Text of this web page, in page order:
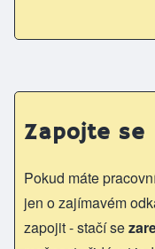
Zapojte se
Pokud máte
jen o zajímavém
zapojit - stačí se